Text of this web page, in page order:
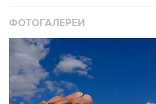
ФОТОГАЛЕРЕИ